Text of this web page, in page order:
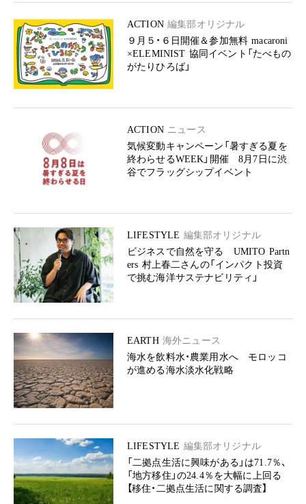
ACTION 編集部オリジナル
９月５・６日開催＆参加無料 macaroni
×ELEMINIST 協同イベント「たべもの
がたりひろば」
ACTION ニュース
気候変動キャンペーン「暑すぎる夏を
終わらせるWEEK」開催 8月7日に渋
谷でフラッグシップイベント
LIFESTYLE 編集部オリジナル
ビジネスで自然を守る UMITO Partn
ers 村上春二さんの「インパクト投資
で挑む海洋サステナビリティ」
EARTH 海外ニュース
海水を飲料水・農業用水へ モロッコ
が進める海水淡水化戦略
LIFESTYLE 編集部オリジナル
「二拠点生活に興味がある」は71.7％、
「地方移住」の24.4％を大幅に上回る
【移住・二拠点生活に関する調査】